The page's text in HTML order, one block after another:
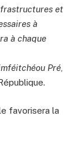
et
à
à chaque
Pré
favorisera la